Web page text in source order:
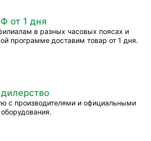
от 1 дня
в разных часовых поясах и
программе доставим товар от 1 дня.
с производителями и официальными